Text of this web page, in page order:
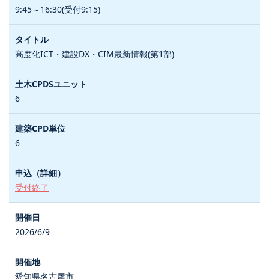
9:45～16:30(受付9:15)
高度化ICT・建設DX・CIM最新情報(第1部)
6
6
受付終了
2026/6/9
愛知県名古屋市